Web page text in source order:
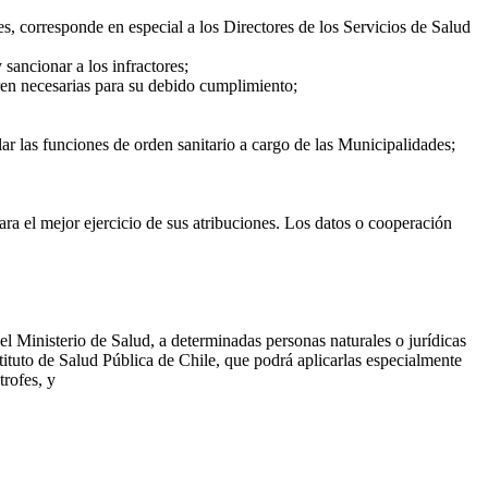
corresponde en especial a los Directores de los Servicios de Salud
a los infractores;
necesarias para su debido cumplimiento;
las funciones de orden sanitario a cargo de las Municipalidades;
el mejor ejercicio de sus atribuciones. Los datos o cooperación
Ministerio de Salud, a determinadas personas naturales o jurídicas
de Salud Pública de Chile, que podrá aplicarlas especialmente
y